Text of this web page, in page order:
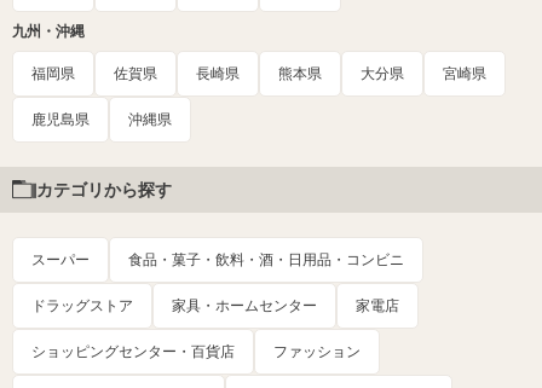
九州・沖縄
福岡県 佐賀県 長崎県 熊本県 大分県 宮崎県
鹿児島県 沖縄県
カテゴリから探す
スーパー 食品・菓子・飲料・酒・日用品・コンビニ
ドラッグストア 家具・ホームセンター 家電店
ショッピングセンター・百貨店 ファッション